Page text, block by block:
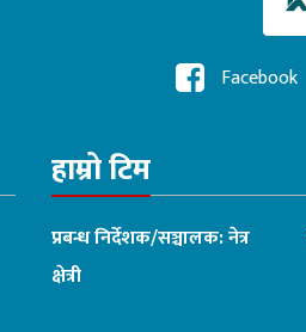
Facebook
हाम्रो टिम
प्रबन्ध निर्देशक/सञ्चालक: नेत्र
क्षेत्री